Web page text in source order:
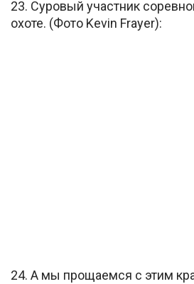
23. Суровый участник
охоте. (Фото Kevin Frayer):
24. А мы прощаемся с этим